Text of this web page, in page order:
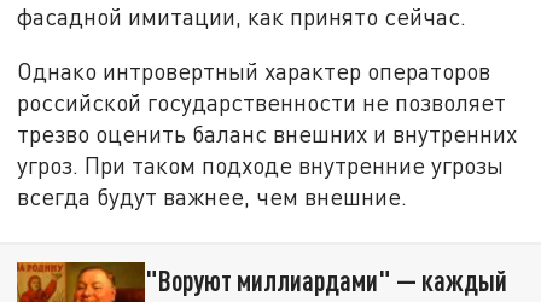
фасадной имитации, как принято сейчас.
Однако интровертный характер операторов
российской государственности не позволяет
трезво оценить баланс внешних и внутренних
угроз. При таком подходе внутренние угрозы
всегда будут важнее, чем внешние.
"Воруют миллиардами" — каждый